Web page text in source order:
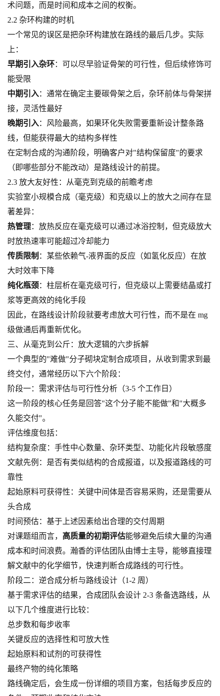
术问题，而是时间和成本之间的权衡。
2.2 杂环构建的时机
一个常见的误区是把杂环构建放在路线的最后几步。实际
上：
早期引入杂环：可以尽早验证骨架的可行性，但后续修饰可
能受限
中期引入：通常在确定主要碳骨架之后，杂环前体与骨架拼
接，灵活性最好
晚期引入：风险最高，如果环化失败需要重新设计整条路
线，但能获得最大的结构多样性
在定制合成的沟通阶段，明确客户对"结构保留度"的要求
（即哪些部分不能改动）是路线设计的前提。
2.3 放大友好性：从毫克到克级的前瞻考虑
实验室小规模合成（毫克级）和克级以上的放大之间存在显
著差异：
热管理：放热反应在毫克级可以通过冰浴控制，但克级放大
时放热速率可能超过冷却能力
传质限制 ：某些依赖气-液界面的反应（如氢化反应）在放
大时效率下降
纯化瓶颈：柱层析在毫克级可行，但克级以上需要结晶或打
浆等更高效的纯化手段
因此，在路线设计阶段就要考虑放大可行性，而不是在 mg
级做通后再重新优化。
三、从毫克到公斤：放大逻辑的六步拆解
一个典型的"难做"分子砌块定制合成项目，从收到需求到最
终交付，通常经历以下六个阶段：
阶段一：需求评估与可行性分析（3-5 个工作日）
这一阶段的核心任务是回答"这个分子能不能做"和"大概多
久能交付"。
评估维度包括：
结构复杂度：手性中心数量、杂环类型、功能化片段敏感度
文献先例：是否有类似结构的合成报道，以及报道路线的可
靠性
起始原料可获得性：关键中间体是否容易采购，还是需要从
头合成
时间预估：基于上述因素给出合理的交付周期
对课题组而言， 高质量的初期评估能够避免后续大量的沟通
成本和时间浪费。瀚香的评估团队由博士主导，能够直接理
解文献中的化学细节，快速判断合成路线的可行性。
阶段二：逆合成分析与路线设计（1-2 周）
基于需求评估的结果，合成团队会设计 2-3 条备选路线，从
以下几个维度进行比较：
总步数和每步收率
关键反应的选择性和可放大性
起始原料和试剂的可获得性
最终产物的纯化策略
路线确定后，会生成一份详细的项目方案，包括每步反应的